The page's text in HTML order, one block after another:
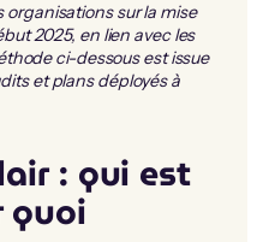
sur la mise
2025, en lien avec les
ci-dessous est issue
et plans déployés à
: qui est
quoi